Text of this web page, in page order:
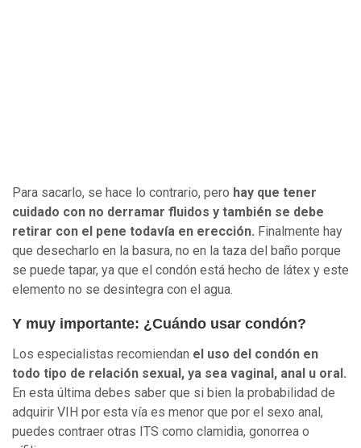
Para sacarlo, se hace lo contrario, pero hay que tener
cuidado con no derramar fluidos y también se debe
retirar con el pene todavía en erección. Finalmente hay
que desecharlo en la basura, no en la taza del baño porque
se puede tapar, ya que el condón está hecho de látex y este
elemento no se desintegra con el agua.
Y muy importante: ¿Cuándo usar condón?
Los especialistas recomiendan el uso del condón en
todo tipo de relación sexual, ya sea vaginal, anal u oral.
En esta última debes saber que si bien la probabilidad de
adquirir VIH por esta vía es menor que por el sexo anal,
puedes contraer otras ITS como clamidia, gonorrea o